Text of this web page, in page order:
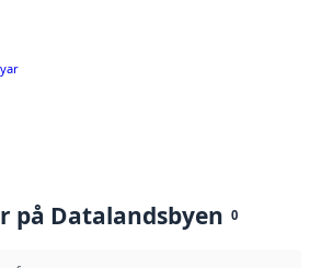
på Datalandsbyen 0